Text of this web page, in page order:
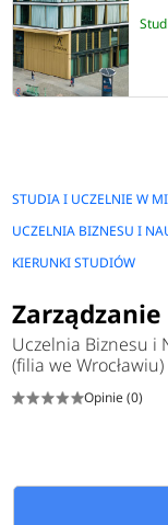
STUDIA I UCZELNIE W
KIERUNKI STUDIÓW
Zarządzanie
Uczelnia Biznesu i
(filia we Wrocławiu)
Opinie (0)